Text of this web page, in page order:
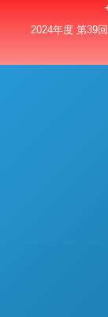
2024年度 第39
日本クラブ